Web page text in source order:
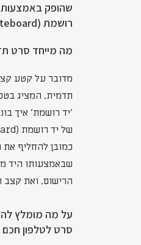
שהופק באמצעות
רושמת (Whiteboard)
מה מייחד סרט
מדובר על קטע
תדמית, המציג
'יד רושמת' איך
כמובן להחליף את
שבאמצעותו היד
הרישום, ואת קצב
על מה מומלץ
סרט לטלפון